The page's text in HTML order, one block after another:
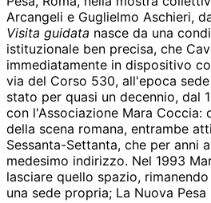
Arcangeli e Guglielmo Aschieri,
Visita guidata nasce da una
istituzionale ben precisa, che
immediatamente in dispositivo
via del Corso 530, all'epoca
stato per quasi un decennio, dal
con l'Associazione Mara Coccia:
della scena romana, entrambe
Sessanta-Settanta, che per anni
medesimo indirizzo. Nel 1993
lasciare quello spazio,
una sede propria; La Nuova